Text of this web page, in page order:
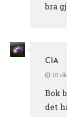
bra
CIA
10
Bok
det